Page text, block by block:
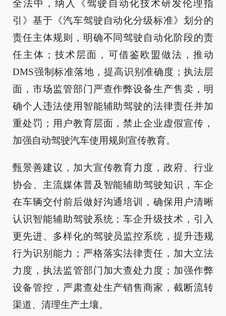
全法中，纳入《驾驶自动化技术研发伦理指
引》基于《汽车驾驶自动化分级标准》划分的
责任主体规则，明确不同驾驶自动化阶段的责
任主体；技术层面，可借鉴欧盟做法，推动
DMS强制标准落地，提高识别准确度；执法层
面，市场监管部门严查作弊设备生产售卖，明
确个人违法使用智能辅助驾驶的法律责任并加
重处罚；用户教育层面，禁止企业虚假宣传，
加强自动驾驶汽车使用规则宣传教育。
甄景善建议，加大宣传教育力度，政府、行业
协会、主流媒体普及智能辅助驾驶知识，车企
在车辆交付前后做好沟通培训，确保用户清晰
认识智能辅助驾驶系统；车企升级技术，引入
更先进、多样化的驾驶员监控系统，提升违规
行为识别能力；严格落实法律责任，加大立法
力度，执法监管部门加大查处力度；加强作弊
设备管控，严肃查处生产销售商家，截断流转
渠道、清理生产土壤。